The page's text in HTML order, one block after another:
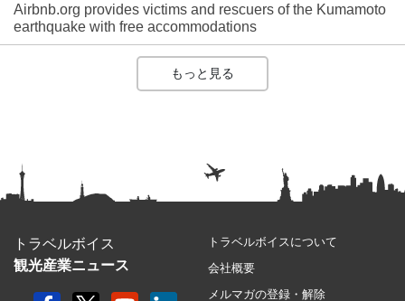
Airbnb.org provides victims and rescuers of the Kumamoto
earthquake with free accommodations
もっと見る
トラベルボイス
観光産業ニュース
トラベルボイスについて
会社概要
メルマガの登録・解除